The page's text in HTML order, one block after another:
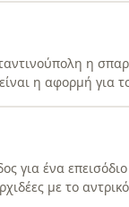
η
η αφορμή για
για ένα
με το αντρικό